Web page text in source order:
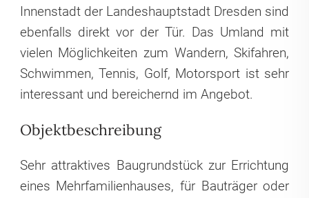
Innenstadt der Landeshauptstadt Dresden sind
ebenfalls direkt vor der Tür. Das Umland mit
vielen Möglichkeiten zum Wandern, Skifahren,
Schwimmen, Tennis, Golf, Motorsport ist sehr
interessant und bereichernd im Angebot.
Objektbeschreibung
Sehr attraktives Baugrundstück zur Errichtung
eines Mehrfamilienhauses, für Bauträger oder